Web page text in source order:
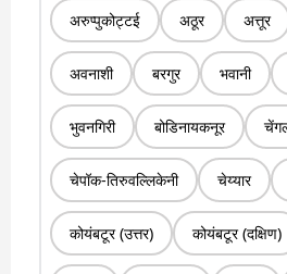
अरुप्पुकोट्टई अठूर अत्तूर
अवनाशी बरगुर भवानी
भुवनगिरी बोडिनायकनूर
चेपॉक-तिरुवल्लिकेनी चेय्यार
कोयंबटूर (उत्तर) कोयंबटूर (दक्षिण)